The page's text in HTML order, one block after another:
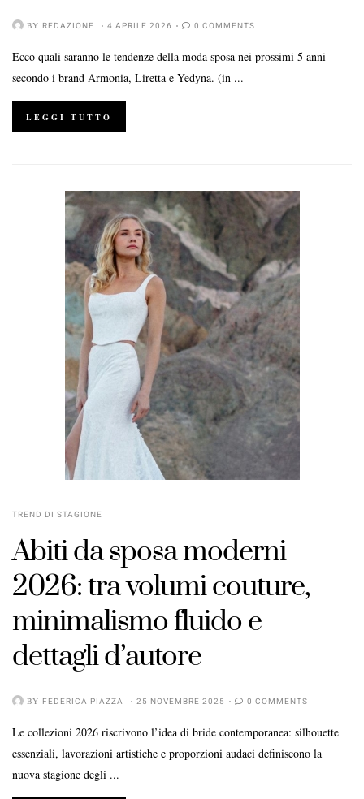
BY REDAZIONE 4 APRILE 2026 0 COMMENTS
Ecco quali saranno le tendenze della moda sposa nei prossimi 5 anni
secondo i brand Armonia, Liretta e Yedyna. (in ...
LEGGI TUTTO
TREND DI STAGIONE
Abiti da sposa moderni
2026: tra volumi couture,
minimalismo fluido e
dettagli d’autore
BY FEDERICA PIAZZA 25 NOVEMBRE 2025 0 COMMENTS
Le collezioni 2026 riscrivono l’idea di bride contemporanea: silhouette
essenziali, lavorazioni artistiche e proporzioni audaci definiscono la
nuova stagione degli ...